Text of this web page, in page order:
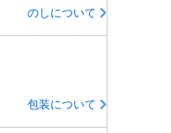
のしについて
包装について